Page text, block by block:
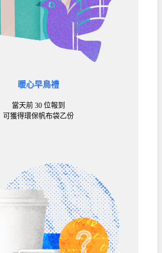
暖心早鳥禮
當天前 30 位報到
可獲得環保帆布袋乙份